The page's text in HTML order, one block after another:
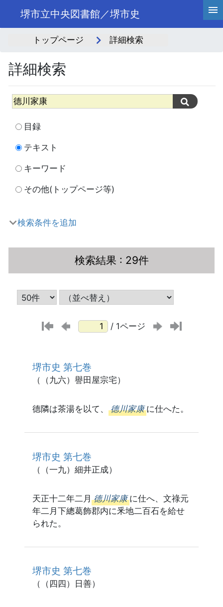
堺市立中央図書館／堺市史
トップページ 詳細検索
詳細検索
目録
テキスト
キーワード
その他(トップページ等)
検索条件を追加
検索結果 : 29件
/ 1ページ
堺市史 第七巻
（（九六）譽田屋宗宅）
德隣は茶湯を以て、 德川家康 に仕へた。
堺市史 第七巻
（（一九）細井正成）
天正十二年二月 德川家康 に仕へ、文祿元
年二月下總葛飾郡内に釆地二百石を給せ
られた。
堺市史 第七巻
（（四四）日善）